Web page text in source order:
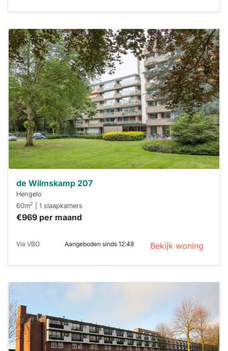
Deze woning
is
waarschijnlijk
al verhuurd
Om kans te
maken moet je
binnen 15
minuten
reageren.
Stekkies helpt
je hierbij!
de Wilmskamp 207
Hengelo
60m2 | 1 slaapkamers
€969 per maand
Via VBO Aangeboden sinds 12:48 Bekijk woning
waarschijnlijk
al verhuurd
Om kans te
maken moet je
binnen 15
minuten